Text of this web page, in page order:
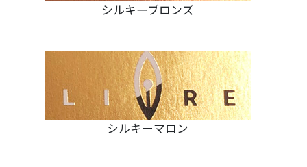
シルキーブロンズ
シルキーマロン